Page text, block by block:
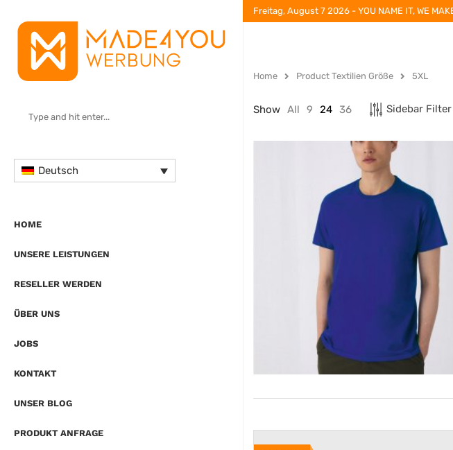
Deutsch
HOME
UNSERE LEISTUNGEN
RESELLER WERDEN
ÜBER UNS
JOBS
KONTAKT
UNSER BLOG
PRODUKT ANFRAGE
Freitag, August 7 2026 - YOU NAME IT, WE
Home Product Textilien Größe 5XL
Show All 9 24 36 Sidebar Filter